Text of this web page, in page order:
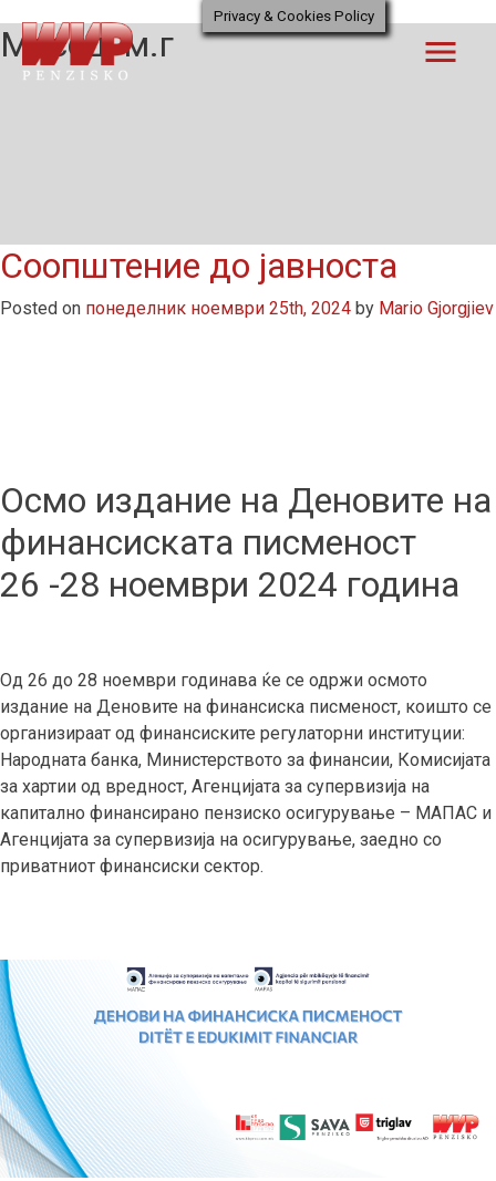
to
content
menu
Месец:м.г
Соопштение до јавноста
Posted on понеделник ноември 25th, 2024 by Mario Gjorgjiev
Осмо издание на Деновите на
финансиската писменост
26 -28 ноември 2024 година
Од 26 до 28 ноември годинава ќе се одржи осмото
издание на Деновите на финансиска писменост, коишто се
организираат од финансиските регулаторни институции:
Народната банка, Министерството за финансии, Комисијата
за хартии од вредност, Агенцијата за супервизија на
капитално финансирано пензиско осигурување – МАПАС и
Агенцијата за супервизија на осигурување, заедно со
приватниот финансиски сектор.
Privacy & Cookies Policy